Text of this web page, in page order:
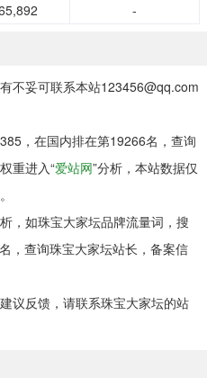
-
妥可联系本站123456@qq.com
，在国内排在第19266名，查询
重进入“爱站网”分析，本站数据仅
如珠宝大家坛品牌流量词，搜
，查询珠宝大家坛站长，备案信
反馈，请联系珠宝大家坛的站